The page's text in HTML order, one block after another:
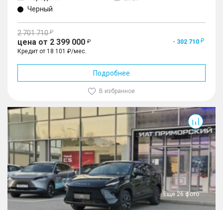
Черный
2 701 710
цена от 2 399 000
- 302 710
Кредит от 18 101 ₽/мес.
Подробнее
В избранное
Еще 26 фото